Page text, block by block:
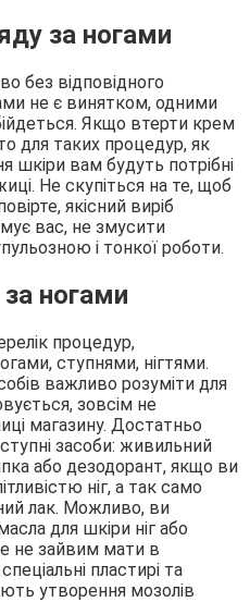
за ногами
без відповідного
не є винятком, одними
Якщо втерти крем
для таких процедур, як
шкіри вам будуть потрібні
Не скупіться на те, щоб
якісний виріб
вас, не змусити
і тонкої роботи.
ногами
процедур,
ступнями, нігтями.
важливо розуміти для
зовсім не
магазину. Достатньо
засоби: живильний
або дезодорант, якщо ви
ніг, а так само
лак. Можливо, ви
для шкіри ніг або
не зайвим мати в
пластирі та
утворення мозолів